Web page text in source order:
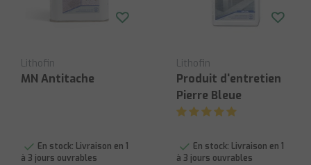
Lithofin
MN Antitache
En stock: Livraison en 1
à 3 jours ouvrables
Lithofin
Produit d'entretien
Pierre Bleue
En stock: Livraison en 1
à 3 jours ouvrables